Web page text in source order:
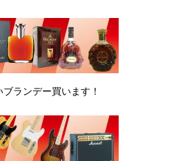
ブランデー買います！